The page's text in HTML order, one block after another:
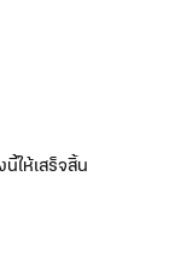
ให้เสร็จสิ้น